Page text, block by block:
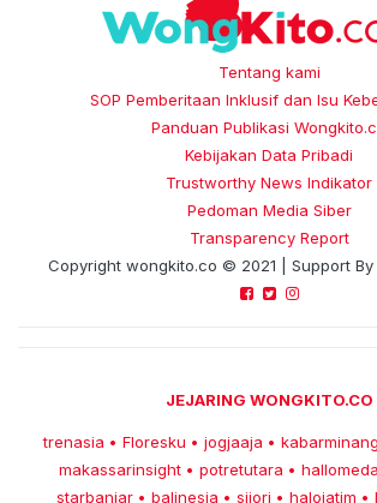
Tentang kami
SOP Pemberitaan Inklusif dan Isu
Panduan Publikasi
Kebijakan Data Pribadi
Trustworthy News Indikator
Pedoman Media Siber
Transparency Report
Copyright wongkito.co © 2021 | Support By
JEJARING WONGKITO.CO
trenasia • Floresku • jogjaaja • kabarminang
makassarinsight • potretutara •
starbanjar • balinesia • sijori • halojatim •